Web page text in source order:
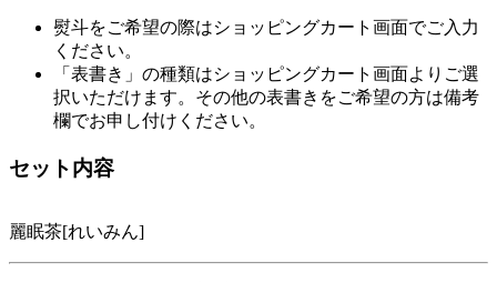
熨斗をご希望の際はショッピングカート画面でご入力
ください。
「表書き」の種類はショッピングカート画面よりご選
択いただけます。その他の表書きをご希望の方は備考
欄でお申し付けください。
セット内容
麗眠茶[れいみん]